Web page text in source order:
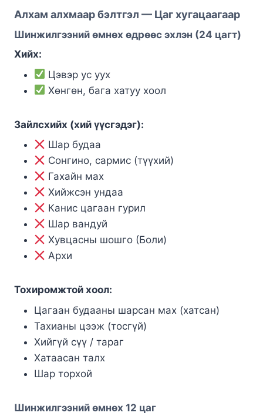
Алхам алхмаар бэлтгэл — Цаг хугацаагаар
Шинжилгээний өмнөх өдрөөс эхлэн (24 цагт)
Хийх:
Цэвэр ус уух
Хөнгөн, бага хатуу хоол
Зайлсхийх (хий үүсгэдэг):
Шар будаа
Сонгино, сармис (түүхий)
Гахайн мах
Хийжсэн ундаа
Канис цагаан гурил
Шар вандуй
Хувцасны шошго (Боли)
Архи
Тохиромжтой хоол:
Цагаан будааны шарсан мах (хатсан)
Тахианы цээж (тосгүй)
Хийгүй сүү / тараг
Хатаасан талх
Шар торхой
Шинжилгээний өмнөх 12 цаг